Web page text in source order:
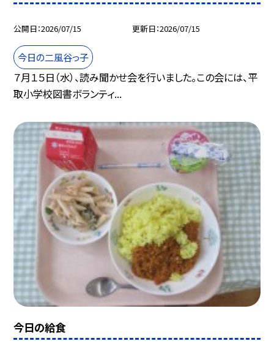
公開日 2026/07/15 更新日 2026/07/15
今日の二風谷っ子
７月１５日（水）、読み聞かせ会を行いました。この会には、平
取小学校図書ボランティ...
今日の給食